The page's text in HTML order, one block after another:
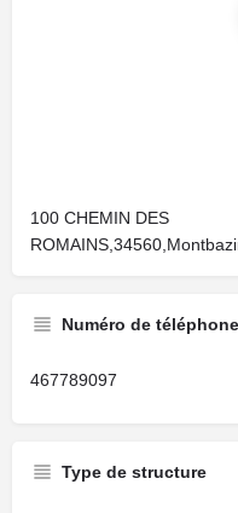
100 CHEMIN DES
Numéro de téléphone
467789097
Type de structure